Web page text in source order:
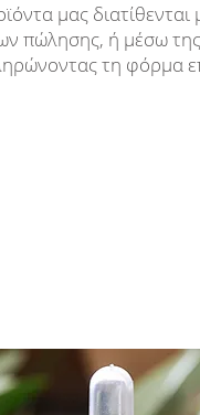
μας
πώλησης, ή μέσω
τη φόρμα